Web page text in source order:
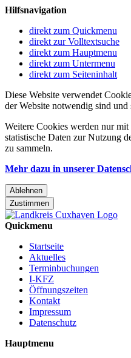
Hilfsnavigation
direkt zum Quickmenu
direkt zur Volltextsuche
direkt zum Hauptmenu
direkt zum Untermenu
direkt zum Seiteninhalt
Diese Website verwendet
der Website notwendig sind und
Weitere Cookies werden nur
statistische Daten zur Nutzung
zu sammeln.
Mehr dazu in unserer
Ablehnen
Zustimmen
Quickmenu
Startseite
Aktuelles
Terminbuchungen
I-KFZ
Öffnungszeiten
Kontakt
Impressum
Datenschutz
Hauptmenu